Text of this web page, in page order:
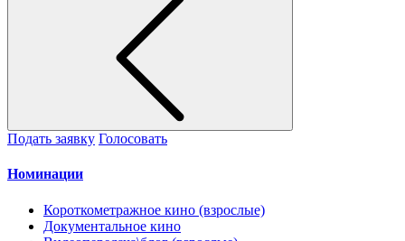
Подать заявку Голосовать
Номинации
Короткометражное кино (взрослые)
Документальное кино